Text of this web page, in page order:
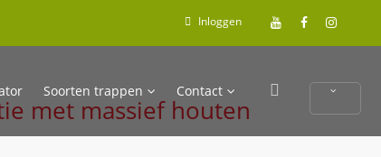
Inloggen
Soorten trappen Contact
met massief houten